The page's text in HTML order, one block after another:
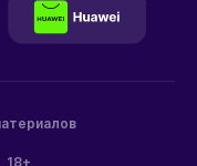
18+